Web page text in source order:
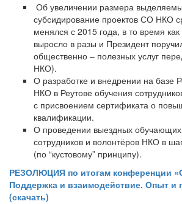
Об увеличении размера
субсидирование проектов СО НКО
менялся с 2015 года, в то время
выросло в разы и Президент
общественно – полезных услуг
НКО).
О разработке и внедрении на базе
НКО в Реутове обучения
с присвоением сертификата о
квалификации.
О проведении выездных
сотрудников и волонтёров НКО в
(по “кустовому” принципу).
РЕЗОЛЮЦИЯ по итогам конференции
Поддержка и взаимодействие. Опыт и
(скачать)